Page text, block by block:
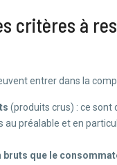
critères à
entrer dans la
(produits crus) : ce sont
au préalable et en
que le